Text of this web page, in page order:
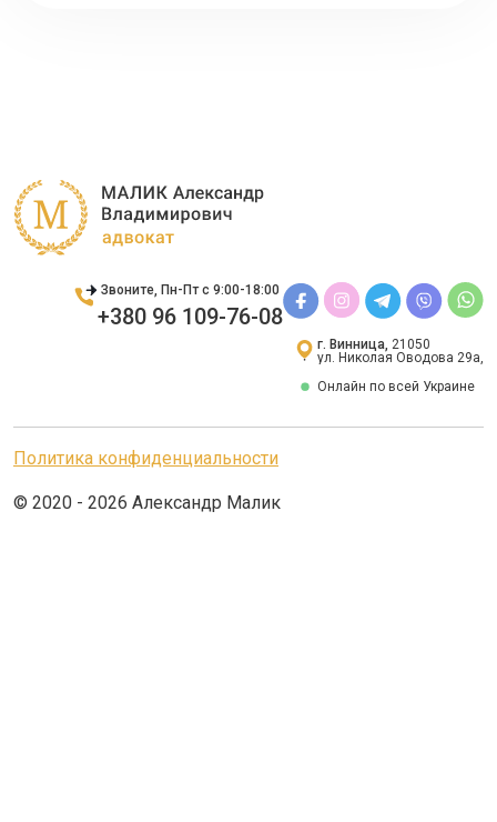
Звоните, Пн-Пт с 9:00-18:00
+380 96 109-76-08
г. Винница, 21050
ул. Николая Оводова 29а,
Онлайн по всей Украине
Политика конфиденциальности
© 2020 - 2026 Александр Малик